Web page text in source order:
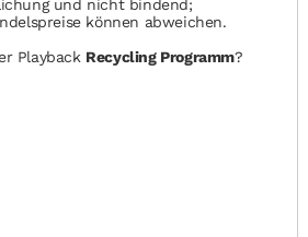
und nicht bindend;
können abweichen.
Playback Recycling Programm?